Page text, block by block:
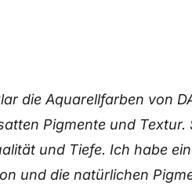
die Aquarellfarben von
Pigmente und Textur.
und Tiefe. Ich habe
und die natürlichen